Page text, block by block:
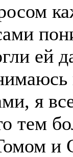
ей
я
тем